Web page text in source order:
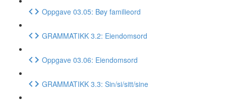
Oppgave 03.05: Bøy familieord
GRAMMATIKK 3.2: Eiendomsord
Oppgave 03.06: Eiendomsord
GRAMMATIKK 3.3: Sin/si/sitt/sine